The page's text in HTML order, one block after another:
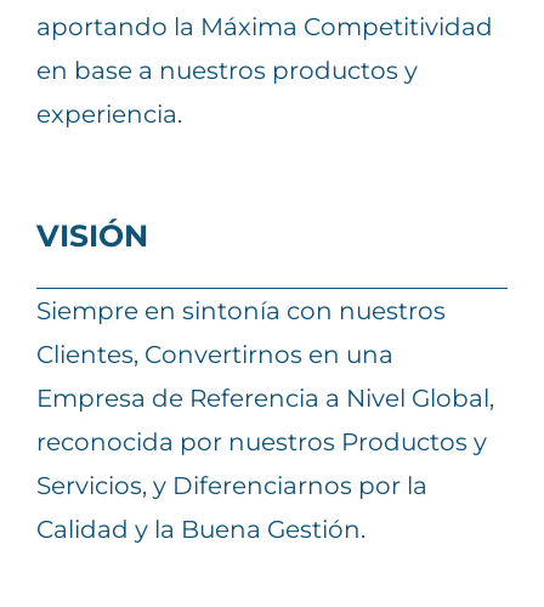
aportando la Máxima Competitividad
en base a nuestros productos y
experiencia.
VISIÓN
Siempre en sintonía con nuestros
Clientes, Convertirnos en una
Empresa de Referencia a Nivel Global,
reconocida por nuestros Productos y
Servicios, y Diferenciarnos por la
Calidad y la Buena Gestión.